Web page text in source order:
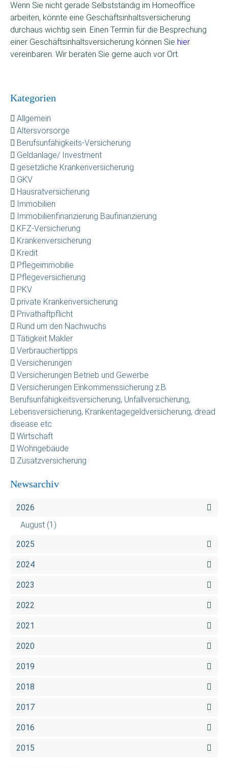
Wenn Sie nicht gerade Selbstständig im Homeoffice
arbeiten, könnte eine Geschäftsinhaltsversicherung
durchaus wichtig sein. Einen Termin für die Besprechung
einer Geschäftsinhaltsversicherung können Sie hier
vereinbaren. Wir beraten Sie gerne auch vor Ort.
Kategorien
Allgemein
Altersvorsorge
Berufsunfähigkeits-Versicherung
Geldanlage/ Investment
gesetzliche Krankenversicherung
GKV
Hausratversicherung
Immobilien
Immobilienfinanzierung Baufinanzierung
KFZ-Versicherung
Krankenversicherung
Kredit
Pflegeimmobilie
Pflegeversicherung
PKV
private Krankenversicherung
Privathaftpflicht
Rund um den Nachwuchs
Tätigkeit Makler
Verbrauchertipps
Versicherungen
Versicherungen Betrieb und Gewerbe
Versicherungen Einkommenssicherung z.B.
Berufsunfähigkeitsversicherung, Unfallversicherung,
Lebensversicherung, Krankentagegeldversicherung, dread
disease etc.
Wirtschaft
Wohngebäude
Zusatzversicherung
Newsarchiv
2026
August (1)
2025
2024
2023
2022
2021
2020
2019
2018
2017
2016
2015